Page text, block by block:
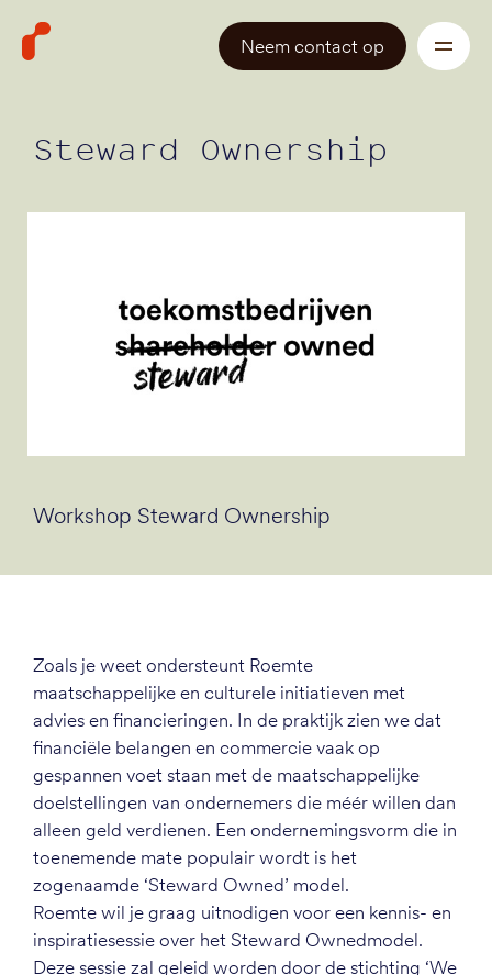
Neem contact op
Steward Ownership
Workshop Steward Ownership
Zoals je weet ondersteunt Roemte
maatschappelijke en culturele initiatieven met
advies en financieringen. In de praktijk zien we dat
financiële belangen en commercie vaak op
gespannen voet staan met de maatschappelijke
doelstellingen van ondernemers die méér willen dan
alleen geld verdienen. Een ondernemingsvorm die in
toenemende mate populair wordt is het
zogenaamde ‘Steward Owned’ model.
Roemte wil je graag uitnodigen voor een kennis- en
inspiratiesessie over het Steward Ownedmodel.
Deze sessie zal geleid worden door de stichting ‘We